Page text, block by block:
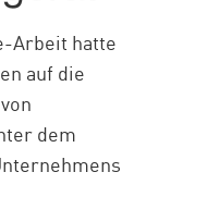
Arbeit hatte
auf die
dem